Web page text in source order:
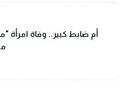
أم ضابط كبير.. وفاة امرأة